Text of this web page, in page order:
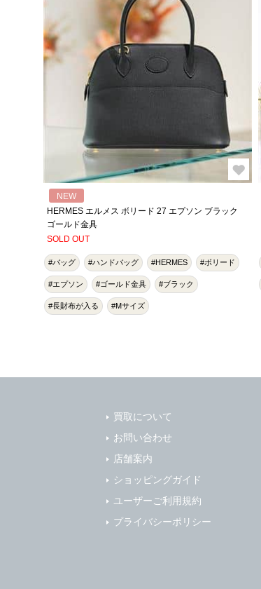
NEW
HERMES エルメス ボリード 27 エプソン ブラック
ゴールド金具
SOLD OUT
#バッグ #ハンドバッグ #HERMES #ボリード
#エプソン #ゴールド金具 #ブラック
#長財布が入る #Mサイズ
買取について
お問い合わせ
店舗案内
ショッピングガイド
ユーザーご利用規約
プライバシーポリシー